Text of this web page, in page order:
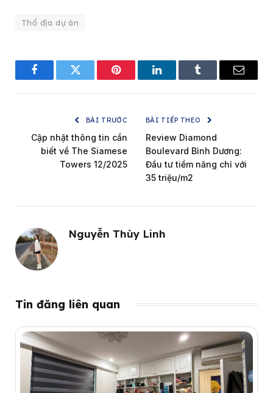
Thổ địa dự án
FacebookTwitter Pinterest LinkedInTumblr Email
BÀI TRƯỚC
Cập nhật thông tin cần
biết về The Siamese
Towers 12/2025
BÀI TIẾP THEO
Review Diamond
Boulevard Bình Dương:
Đầu tư tiềm năng chỉ với
35 triệu/m2
Nguyễn Thùy Linh
Tin đăng liên quan